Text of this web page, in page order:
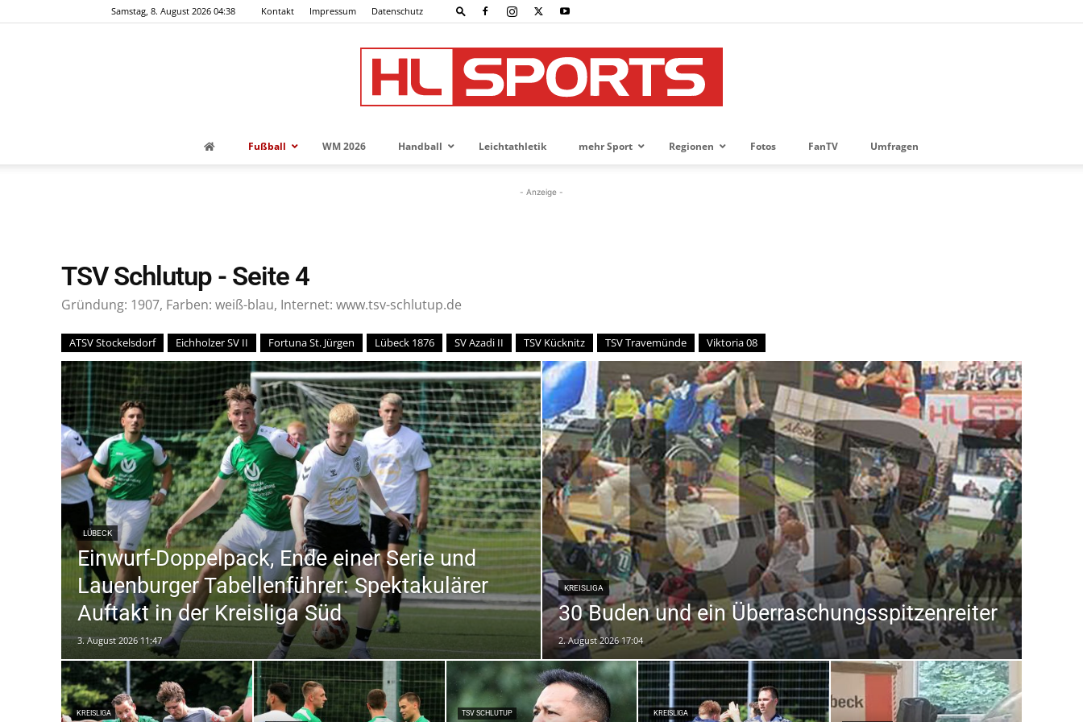
Samstag, 8. August 2026 04:38 Kontakt Impressum Datenschutz
–
Sport-
News
für
Fußball WM 2026 Handball Leichtathletik mehr Sport Regionen Fotos FanTV Umfragen
- Anzeige -
TSV Schlutup - Seite 4
Gründung: 1907, Farben: weiß-blau, Internet: www.tsv-schlutup.de
ATSV Stockelsdorf Eichholzer SV II Fortuna St. Jürgen Lübeck 1876 SV Azadi II TSV Kücknitz TSV Travemünde Viktoria 08
LÜBECK
Einwurf-Doppelpack, Ende einer Serie und
Lauenburger Tabellenführer: Spektakulärer
Auftakt in der Kreisliga Süd
3. August 2026 11:47
KREISLIGA
30 Buden und ein Überraschungsspitzenreiter
2. August 2026 17:04
KREISLIGA TSV SCHLUTUP KREISLIGA